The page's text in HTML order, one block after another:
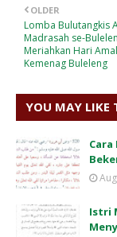
OLDER
Lomba Bulutangkis
Madrasah se-
Meriahkan Hari
Kemenag Buleleng
YOU MAY LIKE
Istri